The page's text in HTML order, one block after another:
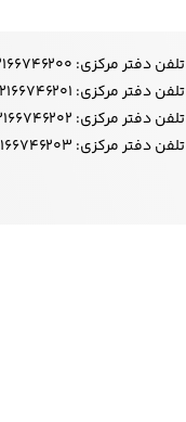
تلفن دفتر مرکزی: 02166746200
تلفن دفتر مرکزی: 02166746201
تلفن دفتر مرکزی: 02166746202
تلفن دفتر مرکزی: 02166746203